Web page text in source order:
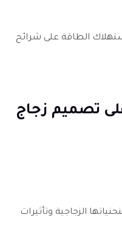
الطاقة على شرائح
على تصميم زجاج
الزجاجية وتأثيرات